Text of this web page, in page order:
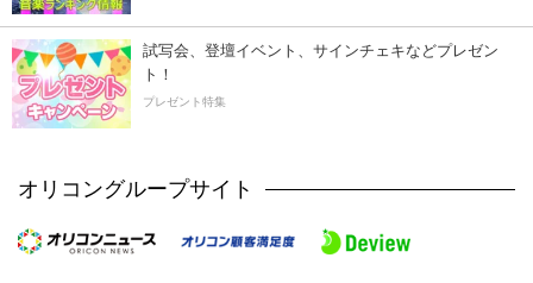
試写会、登壇イベント、サインチェキなどプレゼン
ト！
プレゼント特集
オリコングループサイト